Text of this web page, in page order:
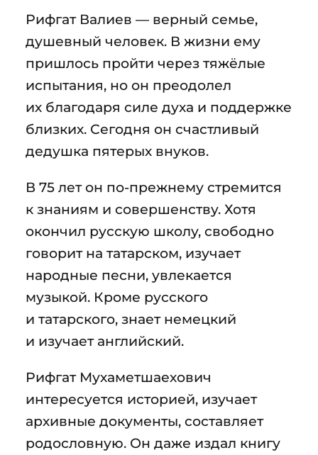
Рифгат Валиев — верный семье,
душевный человек. В жизни ему
пришлось пройти через тяжёлые
испытания, но он преодолел
их благодаря силе духа и поддержке
близких. Сегодня он счастливый
дедушка пятерых внуков.
В 75 лет он по-прежнему стремится
к знаниям и совершенству. Хотя
окончил русскую школу, свободно
говорит на татарском, изучает
народные песни, увлекается
музыкой. Кроме русского
и татарского, знает немецкий
и изучает английский.
Рифгат Мухаметшаехович
интересуется историей, изучает
архивные документы, составляет
родословную. Он даже издал книгу